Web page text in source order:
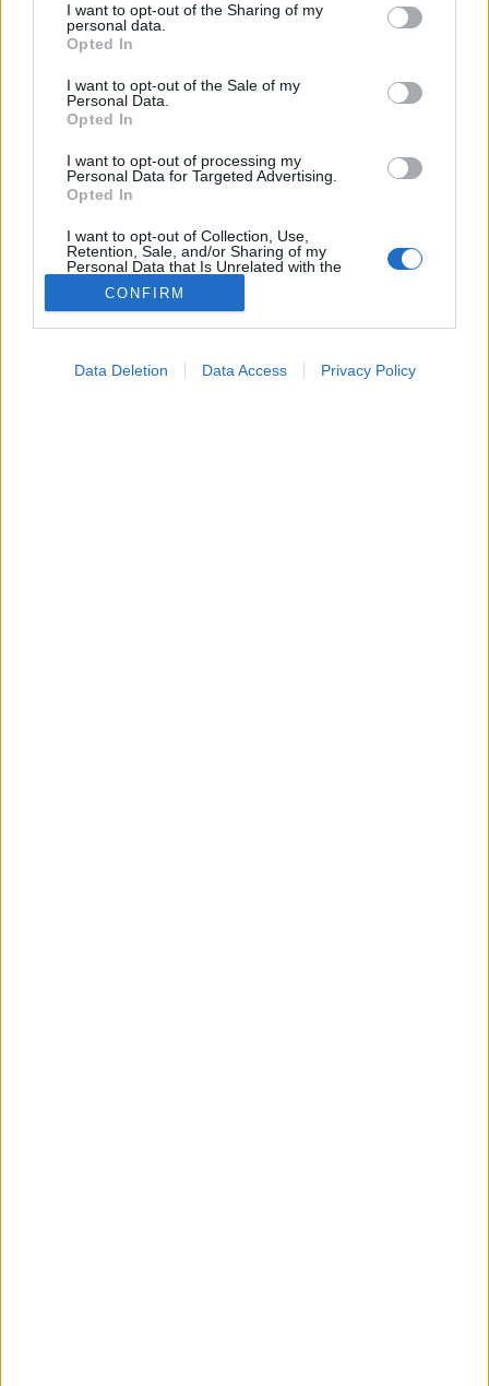
not limited to your visit or usage behaviour. You may click to
grant or deny consent to Google and its third-party tags to
use your data for below specified purposes in below Google
consent section.
I want to opt-out of the Sharing of my
personal data.
Opted In
I want to opt-out of the Sale of my
Personal Data.
Opted In
I want to opt-out of processing my
Personal Data for Targeted Advertising.
Opted In
I want to opt-out of Collection, Use,
Retention, Sale, and/or Sharing of my
Personal Data that Is Unrelated with the
Purposes for which it was collected.
Opted Out
CONFIRM
Data Deletion Data Access Privacy Policy